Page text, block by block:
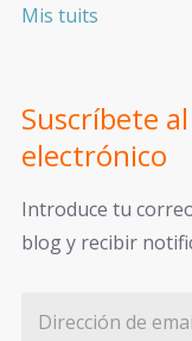
Mis tuits
Suscríbete
electrónico
Introduce tu
blog y recibir